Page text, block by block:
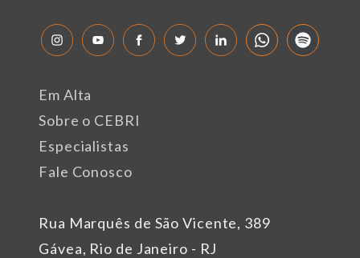
Rua Marquês de São Vicente, 389
Gávea, Rio de Janeiro - RJ
Em Alta
Sobre o CEBRI
Especialistas
Fale Conosco